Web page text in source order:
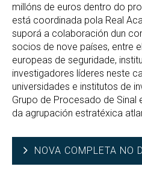
millóns de euros dentro do
está coordinada pola Real
suporá a colaboración dun
socios de nove países, entre
europeas de seguridade,
investigadores líderes neste
universidades e institutos de
Grupo de Procesado de Sinal
da agrupación estratéxica
NOVA COMPLETA NO